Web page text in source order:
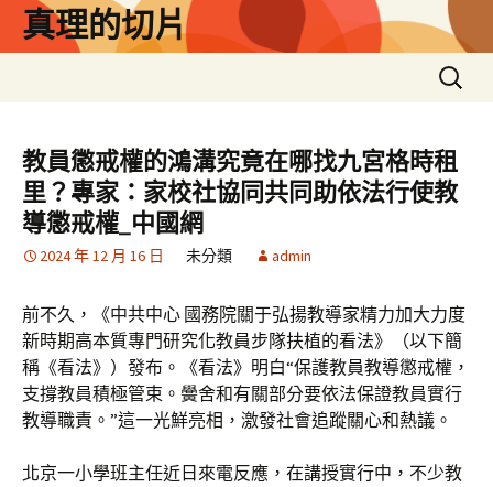
真理的切片
搜
尋
鍵
字:
教員懲戒權的鴻溝究竟在哪找九宮格時租
里？專家：家校社協同共同助依法行使教
導懲戒權_中國網
2024 年 12 月 16 日 未分類 admin
前不久，《中共中心 國務院關于弘揚教導家精力加大力度
新時期高本質專門研究化教員步隊扶植的看法》（以下簡
稱《看法》）發布。《看法》明白“保護教員教導懲戒權，
支撐教員積極管束。黌舍和有關部分要依法保證教員實行
教導職責。”這一光鮮亮相，激發社會追蹤關心和熱議。
北京一小學班主任近日來電反應，在講授實行中，不少教